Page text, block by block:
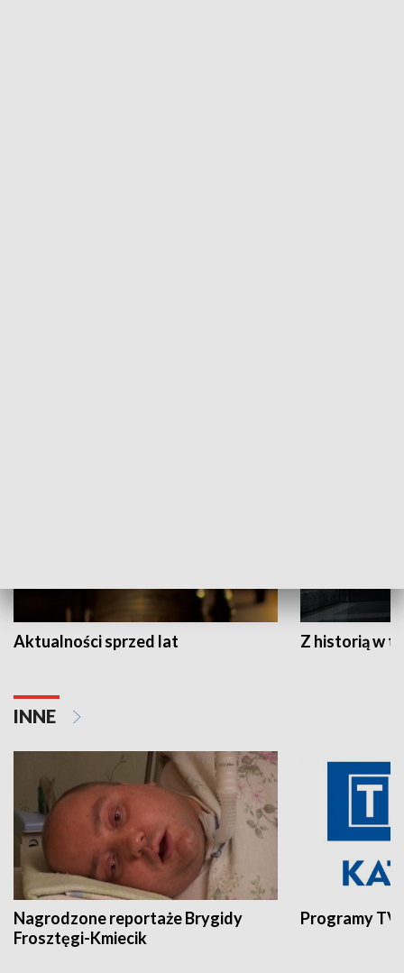
Aktualności sprzed lat Z historią w
INNE
Nagrodzone reportaże Brygidy
Frosztęgi-Kmiecik
Programy